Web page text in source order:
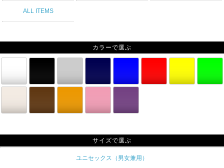
ALL ITEMS
カラーで選ぶ
サイズで選ぶ
ユニセックス（男女兼用）